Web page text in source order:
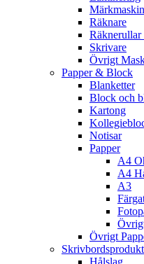
Räknare
Skrivare
Övrigt
Papper & Block
Blanketter
Block och
Kartong
Notisar
Papper
A4
A4
A3
Övrigt
Hålslag